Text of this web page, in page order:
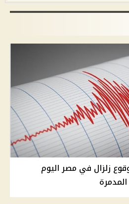
زلزال في مصر اليوم